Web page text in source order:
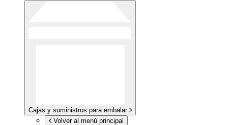
Cajas y suministros para embalar
Volver al menú principal